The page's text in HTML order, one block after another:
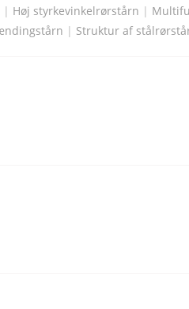
| Høj styrkevinkelrørstårn |
| Struktur af